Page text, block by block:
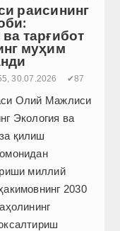
раисининг
тарғибот
муҳим
30.07.2026 ✔87
Олий Мажлиси
Экология ва
қилиш
миллий
2030